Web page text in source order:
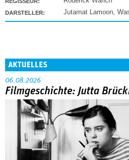
DARSTELLER: Jutamat Lamoon,
AKTUELLES
06.08.2026
Filmgeschichte: Jutta